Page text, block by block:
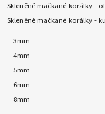
Skleněné mačkané korálky -
Skleněné mačkané korálky -
3mm
4mm
5mm
6mm
8mm